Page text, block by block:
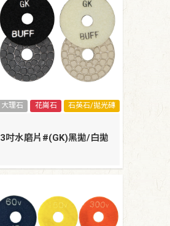
大理石 花崗石 石英石/拋光磚
3吋水磨片#(GK)黑拋/白拋